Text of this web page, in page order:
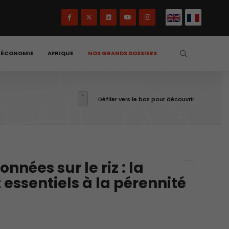
AFRIQUE NOS GRANDS DOSSIERS
Défiler vers le bas pour découvrir
sur le riz : la
à la pérennité